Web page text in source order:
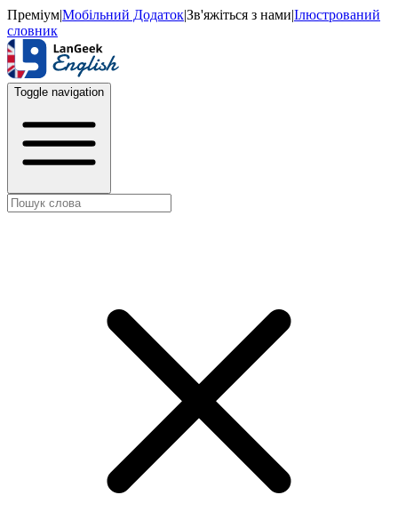
Преміум|Мобільний Додаток|Зв'яжіться з нами|Ілюстрований
словник
Toggle navigation